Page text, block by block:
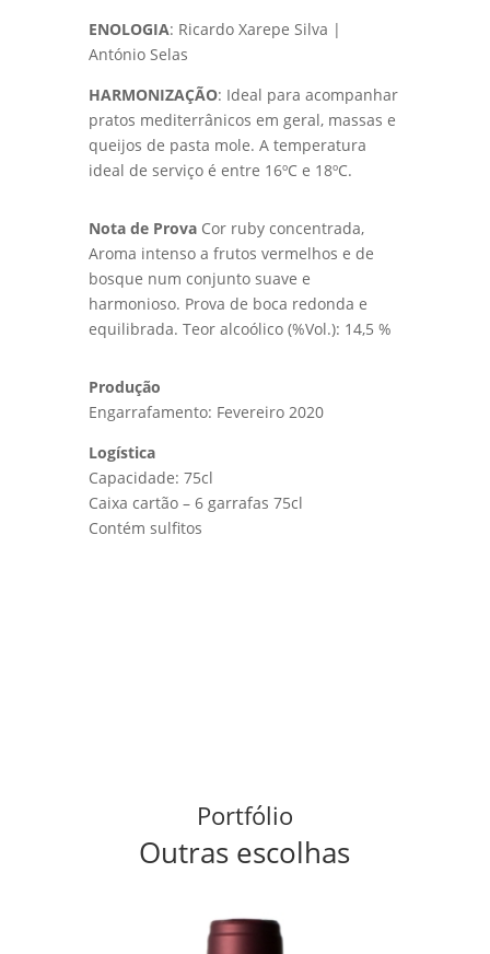
ENOLOGIA: Ricardo Xarepe Silva |
António Selas
HARMONIZAÇÃO: Ideal para acompanhar
pratos mediterrânicos em geral, massas e
queijos de pasta mole. A temperatura
ideal de serviço é entre 16ºC e 18ºC.
Nota de Prova Cor ruby concentrada,
Aroma intenso a frutos vermelhos e de
bosque num conjunto suave e
harmonioso. Prova de boca redonda e
equilibrada. Teor alcoólico (%Vol.): 14,5 %
Produção
Engarrafamento: Fevereiro 2020
Logística
Capacidade: 75cl
Caixa cartão – 6 garrafas 75cl
Contém sulfitos
Portfólio
Outras escolhas